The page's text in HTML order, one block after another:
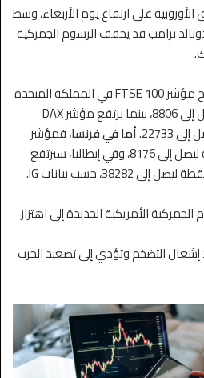
الأوروبية على ارتفاع يوم الأربعاء، وسط
ترامب قد يخفف الرسوم الجمركية
متوقع أن يفتح مؤشر FTSE 100 في المملكة المتحدة
على ارتفاع قدره 56 نقطة ليصل إلى 8806، بينما يرتفع مؤشر DAX
أما في فرنسا،فمؤشر
الأمريكية الجديدة إلى اهتزاز
إشعال التضخم وتؤدي إلى تصعيد الحرب